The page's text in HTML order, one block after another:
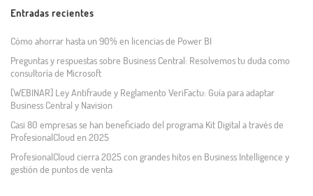
Entradas recientes
Cómo ahorrar hasta un 90% en licencias de Power BI
Preguntas y respuestas sobre Business Central: Resolvemos tu duda como
consultoría de Microsoft
[WEBINAR] Ley Antifraude y Reglamento VeriFactu: Guía para adaptar
Business Central y Navision
Casi 80 empresas se han beneficiado del programa Kit Digital a través de
ProfesionalCloud en 2025
ProfesionalCloud cierra 2025 con grandes hitos en Business Intelligence y
gestión de puntos de venta